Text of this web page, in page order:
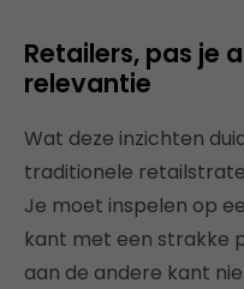
Retailers, pas je
relevantie
Wat deze inzichten
traditionele
Je moet inspelen op
kant met een strakke
aan de andere kant